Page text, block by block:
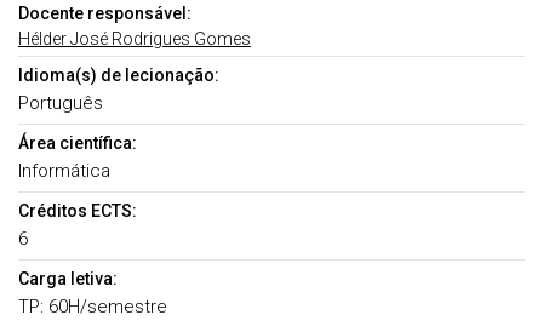
Docente responsável:
Hélder José Rodrigues Gomes
Idioma(s) de lecionação:
Português
Área científica:
Informática
Créditos ECTS:
6
Carga letiva:
TP: 60H/semestre